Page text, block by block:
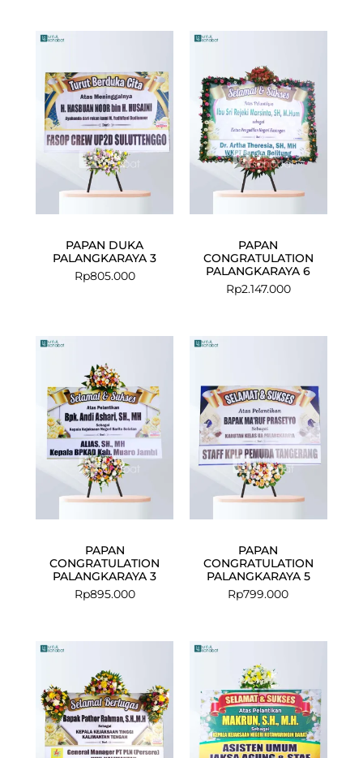
PAPAN DUKA
PALANGKARAYA 3
Rp805.000
PAPAN
CONGRATULATION
PALANGKARAYA 6
Rp2.147.000
PAPAN
CONGRATULATION
PALANGKARAYA 3
Rp895.000
PAPAN
CONGRATULATION
PALANGKARAYA 5
Rp799.000